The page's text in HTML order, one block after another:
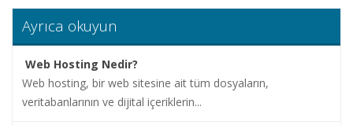
Ayrıca okuyun
Web Hosting Nedir?
Web hosting, bir web sitesine ait tüm dosyaların,
veritabanlarının ve dijital içeriklerin...